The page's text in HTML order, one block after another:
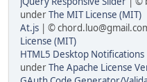
underThe MIT License (MIT)
At.js | ©
License (MIT)
HTML5 Desktop Notifications
underThe Apache License